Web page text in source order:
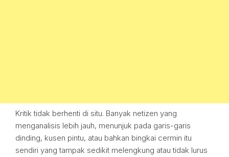
Kritik tidak berhenti di situ. Banyak netizen yang
menganalisis lebih jauh, menunjuk pada garis-garis
dinding, kusen pintu, atau bahkan bingkai cermin itu
sendiri yang tampak sedikit melengkung atau tidak lurus